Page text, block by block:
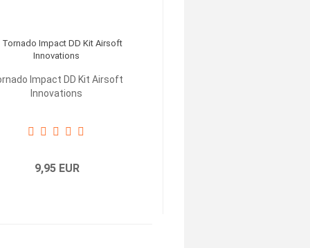
Impact DD Kit Airsoft
Innovations
9,95 EUR